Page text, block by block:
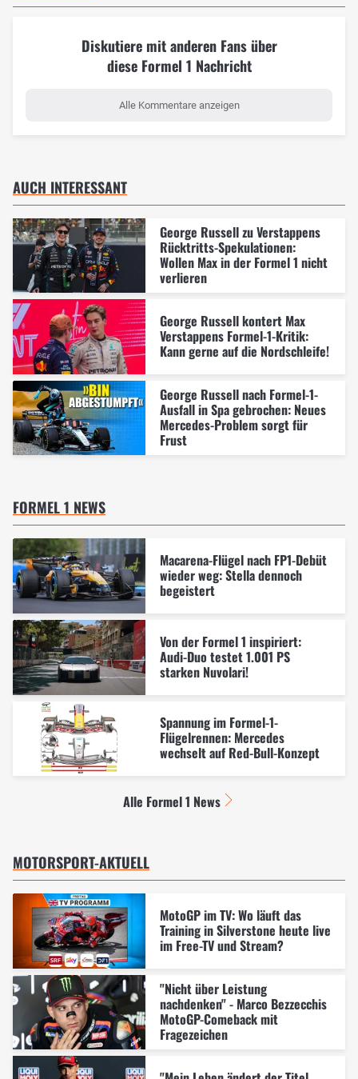
Diskutiere mit anderen Fans über
diese Formel 1 Nachricht
Alle Kommentare anzeigen
AUCH INTERESSANT
George Russell zu Verstappens
Rücktritts-Spekulationen:
Wollen Max in der Formel 1 nicht
verlieren
George Russell kontert Max
Verstappens Formel-1-Kritik:
Kann gerne auf die Nordschleife!
George Russell nach Formel-1-
Ausfall in Spa gebrochen: Neues
Mercedes-Problem sorgt für
Frust
FORMEL 1 NEWS
Macarena-Flügel nach FP1-Debüt
wieder weg: Stella dennoch
begeistert
Von der Formel 1 inspiriert:
Audi-Duo testet 1.001 PS
starken Nuvolari!
Spannung im Formel-1-
Flügelrennen: Mercedes
wechselt auf Red-Bull-Konzept
Alle Formel 1 News
MOTORSPORT-AKTUELL
MotoGP im TV: Wo läuft das
Training in Silverstone heute live
im Free-TV und Stream?
"Nicht über Leistung
nachdenken" - Marco Bezzecchis
MotoGP-Comeback mit
Fragezeichen